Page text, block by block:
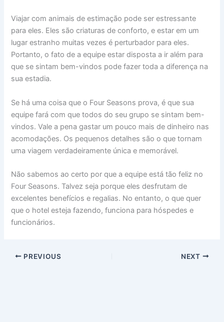
Viajar com animais de estimação pode ser estressante
para eles. Eles são criaturas de conforto, e estar em um
lugar estranho muitas vezes é perturbador para eles.
Portanto, o fato de a equipe estar disposta a ir além para
que se sintam bem-vindos pode fazer toda a diferença na
sua estadia.
Se há uma coisa que o Four Seasons prova, é que sua
equipe fará com que todos do seu grupo se sintam bem-
vindos. Vale a pena gastar um pouco mais de dinheiro nas
acomodações. Os pequenos detalhes são o que tornam
uma viagem verdadeiramente única e memorável.
Não sabemos ao certo por que a equipe está tão feliz no
Four Seasons. Talvez seja porque eles desfrutam de
excelentes benefícios e regalias. No entanto, o que quer
que o hotel esteja fazendo, funciona para hóspedes e
funcionários.
PREVIOUS NEXT